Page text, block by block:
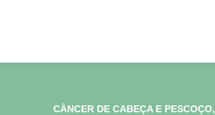
CÂNCER DE CABEÇA E PESCOÇO,